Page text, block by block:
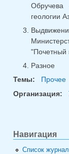
геологии
"Почетный
Разное
Темы:
Прочее
Организация:
Навигация
Список